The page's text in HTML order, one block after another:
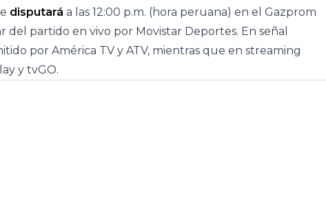
disputará a las 12:00 p.m. (hora peruana) en el Gazprom
del partido en vivo por Movistar Deportes. En señal
por América TV y ATV, mientras que en streaming
y tvGO.